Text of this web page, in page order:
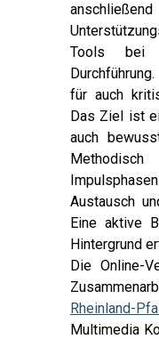
anschließend
Tools bei
für auch
Das Ziel ist
auch
Austausch
Eine aktive
Hintergrund
Die Online-
Rheinland-
Multimedia